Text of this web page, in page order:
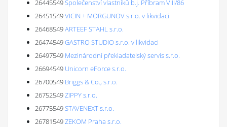
26445549Společenství vlastníků b.j. Příbram VIII/86
26451549VICIN + MORGUNOV s.r.o. v likvidaci
26468549ARTEEF STAHL s.r.o.
26474549GASTRO STUDIO s.r.o. v likvidaci
26497549 Mezinárodní překladatelský servis s.r.o.
26694549 Unicorn eForce s.r.o.
26700549 Briggs & Co., s.r.o.
26752549ZIPPY s.r.o.
26775549STAVENEXT s.r.o.
26781549ZEKOM Praha s.r.o.